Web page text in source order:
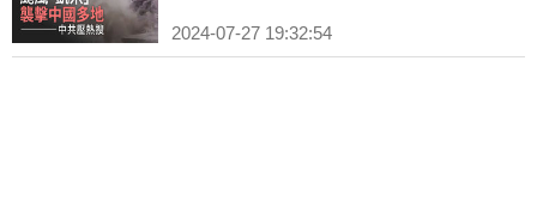
2024-07-27 19:32:54